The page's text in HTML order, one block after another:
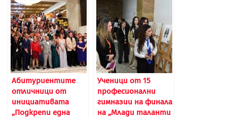
Абитуриентите
отличници от
инициативата
„Подкрепи една
Ученици от 15
професионални
гимназии на финала
на „Млади таланти